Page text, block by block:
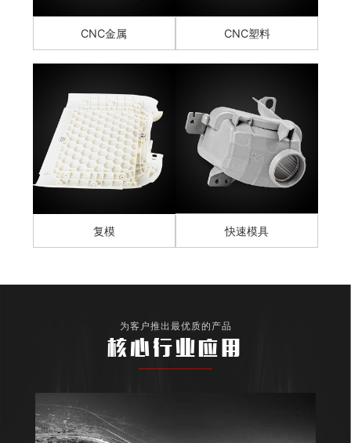
CNC金属 CNC塑料
复模 快速模具
为客户推出最优质的产品
核心行业应用